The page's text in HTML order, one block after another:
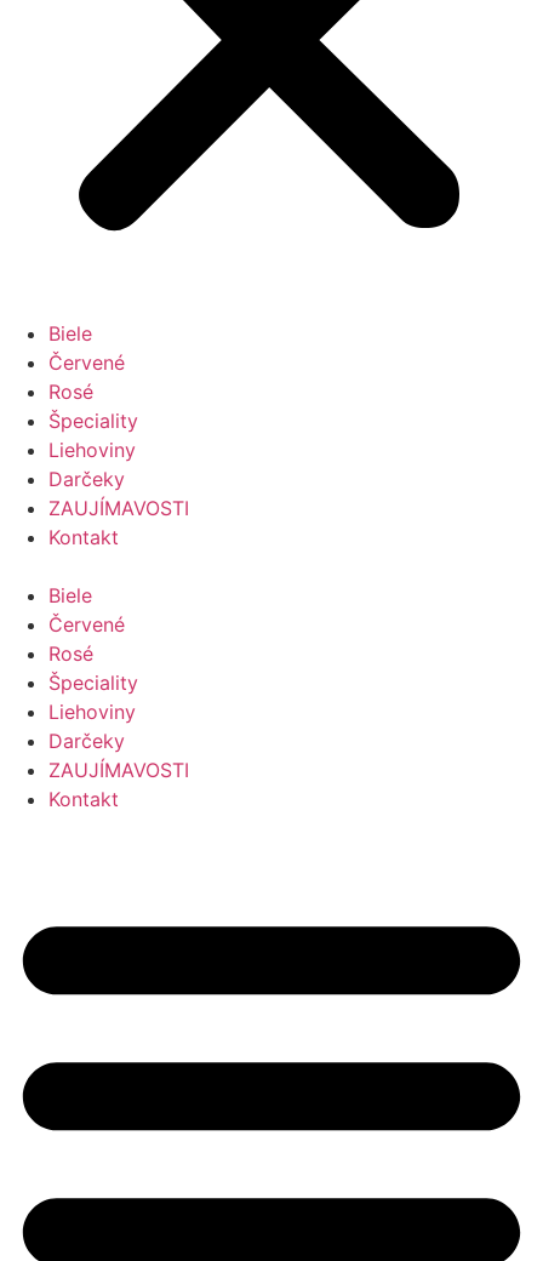
Biele
Červené
Rosé
Špeciality
Liehoviny
Darčeky
ZAUJÍMAVOSTI
Kontakt
Biele
Červené
Rosé
Špeciality
Liehoviny
Darčeky
ZAUJÍMAVOSTI
Kontakt